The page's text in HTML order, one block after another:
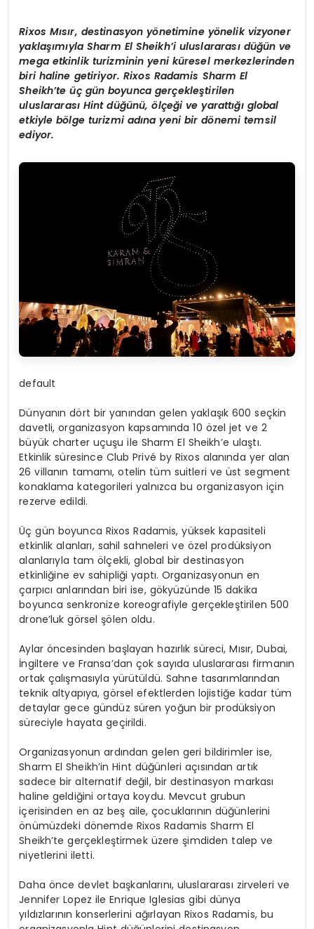
Rixos Mısır, destinasyon yönetimine yönelik vizyoner
yaklaşımıyla Sharm El Sheikh’i uluslararası düğün ve
mega etkinlik turizminin yeni küresel merkezlerinden
biri haline getiriyor. Rixos Radamis Sharm El
Sheikh’te üç gün boyunca gerçekleştirilen
uluslararası Hint düğünü,ölçeği ve yarattığı global
etkiyle bölge turizmi adına yeni bir dönemi temsil
ediyor.
default
Dünyanın dört bir yanından gelen yaklaşık 600 seçkin
davetli, organizasyon kapsamında 10 özel jet ve 2
büyük charter uçuşu ile Sharm El Sheikh’e ulaştı.
Etkinlik süresince Club Privé by Rixos alanında yer alan
26 villanın tamamı, otelin tüm suitleri ve üst segment
konaklama kategorileri yalnızca bu organizasyon için
rezerve edildi.
Üç gün boyunca Rixos Radamis, yüksek kapasiteli
etkinlik alanları, sahil sahneleri ve özel prodüksiyon
alanlarıyla tam ölçekli, global bir destinasyon
etkinliğine ev sahipliği yaptı. Organizasyonun en
çarpıcı anlarından biri ise, gökyüzünde 15 dakika
boyunca senkronize koreografiyle gerçekleştirilen 500
drone’luk görsel şölen oldu.
Aylar öncesinden başlayan hazırlık süreci, Mısır, Dubai,
İngiltere ve Fransa’dan çok sayıda uluslararası firmanın
ortak çalışmasıyla yürütüldü. Sahne tasarımlarından
teknik altyapıya, görsel efektlerden lojistiğe kadar tüm
detaylar gece gündüz süren yoğun bir prodüksiyon
süreciyle hayata geçirildi.
Organizasyonun ardından gelen geri bildirimler ise,
Sharm El Sheikh’in Hint düğünleri açısından artık
sadece bir alternatif değil, bir destinasyon markası
haline geldiğini ortaya koydu. Mevcut grubun
içerisinden en az beş aile, çocuklarının düğünlerini
önümüzdeki dönemde Rixos Radamis Sharm El
Sheikh’te gerçekleştirmek üzere şimdiden talep ve
niyetlerini iletti.
Daha önce devlet başkanlarını, uluslararası zirveleri ve
Jennifer Lopez ile Enrique Iglesias gibi dünya
yıldızlarının konserlerini ağırlayan Rixos Radamis, bu